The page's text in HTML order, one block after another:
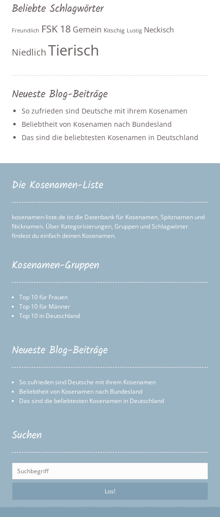
Beliebte Schlagwörter
Freundlich FSK 18 Gemein Kitschig Lustig Neckisch
Niedlich Tierisch
Neueste Blog-Beiträge
So zufrieden sind Deutsche mit ihrem Kosenamen
Beliebtheit von Kosenamen nach Bundesland
Das sind die beliebtesten Kosenamen in Deutschland
Die Kosenamen-Liste
kosenamen-liste.de ist die Datenbank für Kosenamen, Spitznamen und
Nicknamen. Über Kategorisierungen, Gruppen und Schlagwörter
findest du einfach deinen Kosenamen.
Kosenamen-Gruppen
Top 10 für Frauen
Top 10 für Männer
Top 10 in Deutschland
Neueste Blog-Beiträge
So zufrieden sind Deutsche mit ihrem Kosenamen
Beliebtheit von Kosenamen nach Bundesland
Das sind die beliebtesten Kosenamen in Deutschland
Suchen